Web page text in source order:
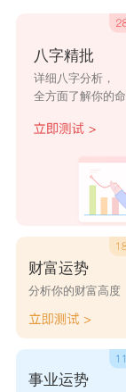
儒铭
健安
八字精批
详细八字分析，
全方面了解你的
财富运势
分析你的财富高度
事业运势